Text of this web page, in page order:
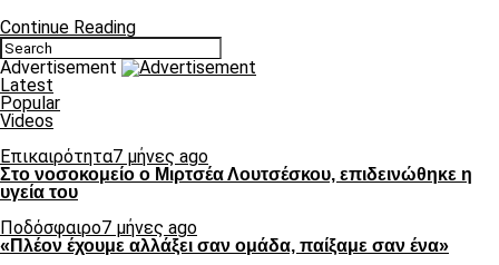
Continue Reading
Advertisement
Latest
Popular
Videos
Επικαιρότητα7 μήνες ago
Στο νοσοκομείο ο Μιρτσέα Λουτσέσκου, επιδεινώθηκε η
υγεία του
Ποδόσφαιρο7 μήνες ago
«Πλέον έχουμε αλλάξει σαν ομάδα, παίξαμε σαν ένα»